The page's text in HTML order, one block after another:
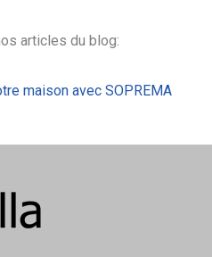
articles du blog:
maison avec SOPREMA